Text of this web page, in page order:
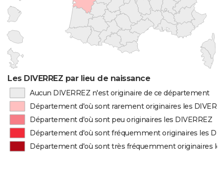
Les DIVERREZ par lieu de naissance
Aucun DIVERREZ n'est originaire de ce département
Département d'où sont rarement originaires les
Département d'où sont peu originaires les DIVERREZ
Département d'où sont fréquemment originaires les
Département d'où sont très fréquemment originaires